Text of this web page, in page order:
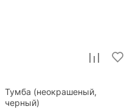
Тумба (неокрашеный,
черный)